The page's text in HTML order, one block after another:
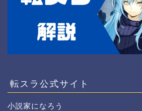
転スラ公式サイト
小説家になろう